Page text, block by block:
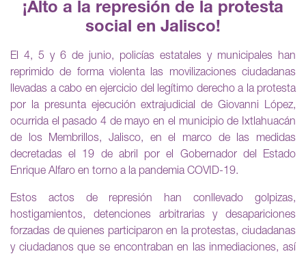
¡Alto a la represión de la protesta
social en Jalisco!
El 4, 5 y 6 de junio, policías estatales y municipales han
reprimido de forma violenta las movilizaciones ciudadanas
llevadas a cabo en ejercicio del legítimo derecho a la protesta
por la presunta ejecución extrajudicial de Giovanni López,
ocurrida el pasado 4 de mayo en el municipio de Ixtlahuacán
de los Membrillos, Jalisco, en el marco de las medidas
decretadas el 19 de abril por el Gobernador del Estado
Enrique Alfaro en torno a la pandemia COVID-19.
Estos actos de represión han conllevado golpizas,
hostigamientos, detenciones arbitrarias y desapariciones
forzadas de quienes participaron en la protestas, ciudadanas
y ciudadanos que se encontraban en las inmediaciones, así